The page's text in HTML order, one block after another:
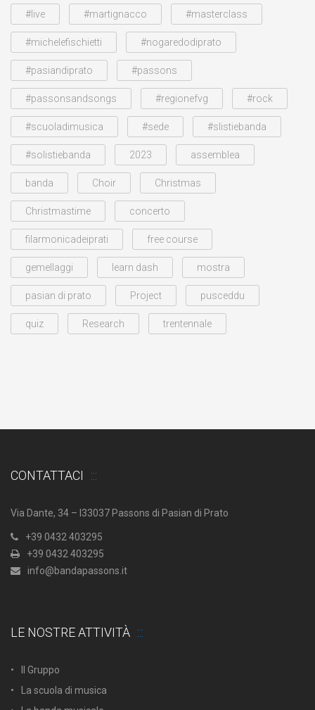
#live #martignacco #masterclass
#michelefischietti #nogaredodiprato
#pasiandiprato #passons
#passonsandsongs #regionefvg #rock
#scuoladimusica #sede #slistiebanda
#solistiebanda 2023 assemblea
banda Choir Christmas
Christmastime concerto
filarmonicadeiprati free course
gemellaggi learn dash mostra
pasian di prato Project pusceddu
quiz Research trentennale
CONTATTACI
Via Dante, 34 – I33037 Passons di Pasian di Prato
+39 0432 403295
+39 0432 403295
info@bandapassons.it
LE NOSTRE ATTIVITÀ
Il Gruppo
La scuola di musica